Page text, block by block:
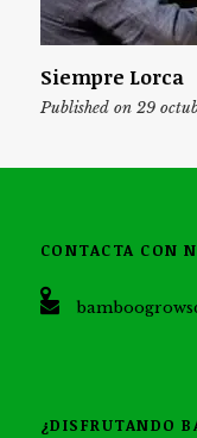
Siempre Lorca
Published on 29
CONTACTA CON
¿DISFRUTANDO